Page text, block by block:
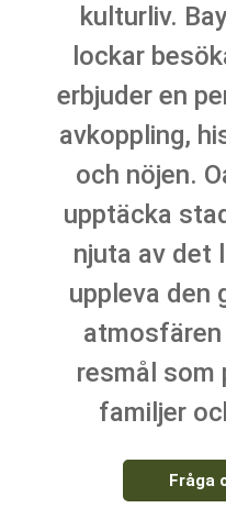
kulturliv.
lockar
erbjuder en
avkoppling,
och nöjen.
upptäcka
njuta av det
uppleva den
resmål som
familjer
Fråga